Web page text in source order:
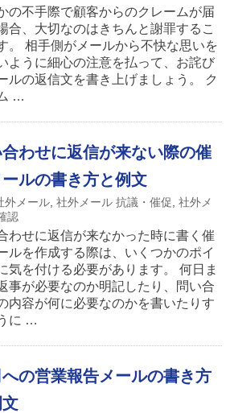
の不手際で顧客からのクレームが届
合、大切なのはきちんと謝罪するこ
。 相手側がメールから不快な思いを
ように細心の注意を払って、お詫び
ルの返信文を書き上げましょう。 ク
…
合わせに返信が来ない際の催
ルの書き方と例文
外メール 社外メール 抗議・催促 社外メ
認
わせに返信が来なかった時に書く催
ルを作成する際は、いくつかのポイ
気を付ける必要があります。 何日ま
事が必要なのか明記したり、問い合
内容が何に必要なのかを書いたりす
に …
の営業報告メールの書き方
文